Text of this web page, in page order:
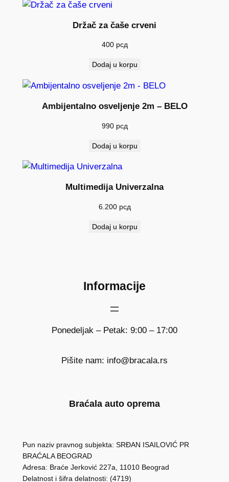
Držač za čaše crveni
400 рсд
Dodaj u korpu
Ambijentalno osveljenje 2m – BELO
990 рсд
Dodaj u korpu
Multimedija Univerzalna
6.200 рсд
Dodaj u korpu
Informacije
Ponedeljak – Petak: 9:00 – 17:00
Pišite nam: info@bracala.rs
Braćala auto oprema
Pun naziv pravnog subjekta: SRĐAN ISAILOVIĆ PR
BRAĆALA BEOGRAD
Adresa: Braće Jerković 227a, 11010 Beograd
Delatnost i šifra delatnosti: (4719)